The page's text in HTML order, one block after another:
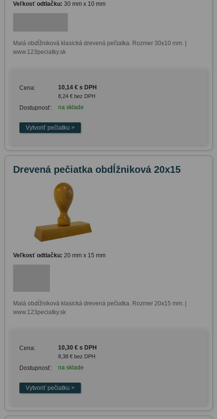
Veľkosť odtlačku: 30 mm x 10 mm
Malá obdĺžniková klasická drevená pečiatka. Rozmer 30x10 mm. |
www.123peciatky.sk
Cena: 10,14 € s DPH
8,24 € bez DPH
Dostupnosť: na sklade
Drevená pečiatka obdĺžniková 20x15
Veľkosť odtlačku: 20 mm x 15 mm
Malá obdĺžniková klasická drevená pečiatka. Rozmer 20x15 mm. |
www.123peciatky.sk
Cena: 10,30 € s DPH
8,38 € bez DPH
Dostupnosť: na sklade